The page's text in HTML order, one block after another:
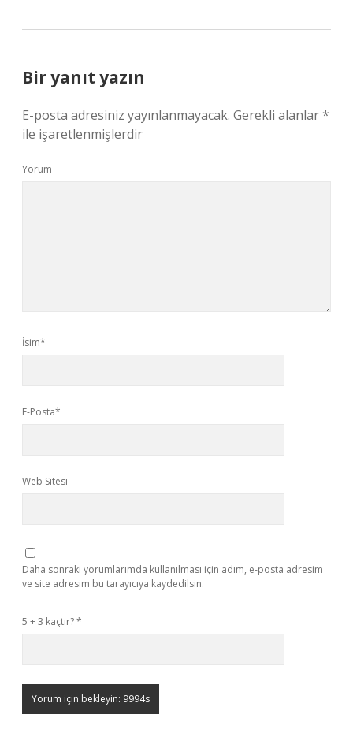
Bir yanıt yazın
E-posta adresiniz yayınlanmayacak. Gerekli alanlar*
ile işaretlenmişlerdir
Yorum
İsim*
E-Posta*
Web Sitesi
Daha sonraki yorumlarımda kullanılması için adım, e-posta adresim
ve site adresim bu tarayıcıya kaydedilsin.
5 + 3 kaçtır?*